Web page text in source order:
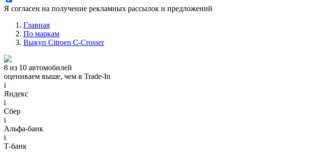
Я согласен на получение рекламных рассылок и предложений
Главная
По маркам
Выкуп Citroen C-Crosser
8 из 10 автомобилей
оцениваем выше, чем в Trade‑In
i
Яндекс
i
Сбер
i
Альфа-банк
i
Т-банк